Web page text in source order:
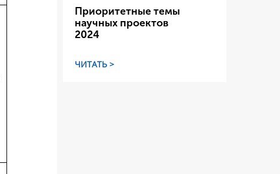
Приоритетные темы
научных проектов
2024
ЧИТАТЬ >